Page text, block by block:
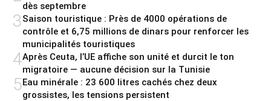
dès septembre
3Saison touristique : Près de 4000 opérations de
contrôle et 6,75 millions de dinars pour renforcer les
municipalités touristiques
4Après Ceuta, l’UE affiche son unité et durcit le ton
migratoire — aucune décision sur la Tunisie
5Eau minérale : 23 600 litres cachés chez deux
grossistes, les tensions persistent